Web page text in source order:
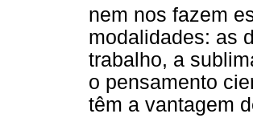
nem nos fazem
modalidades: as
trabalho, a
o pensamento
têm a vantagem